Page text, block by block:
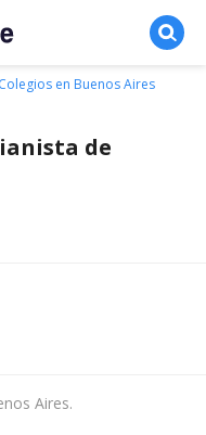
de colegios
Colegios en Buenos Aires
de
Aires.